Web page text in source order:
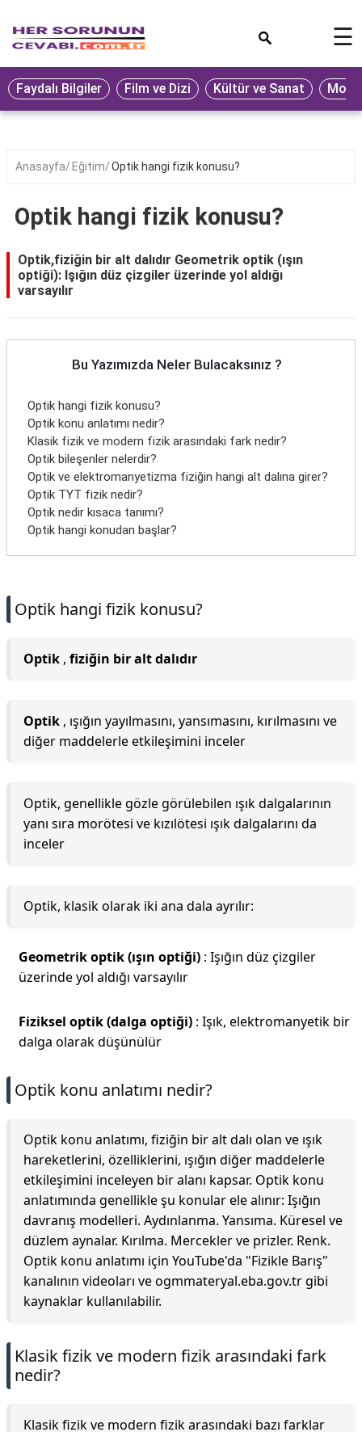
Eğitim
Ekonomi
Seyahat
Oyun
Yaşam
Hukuk
Blog
☰
Faydalı Bilgiler Film ve Dizi Kültür ve Sanat
Anasayfa Eğitim Optik hangi fizik konusu?
Optik hangi fizik konusu?
Optik,fiziğin bir alt dalıdır Geometrik optik (ışın
optiği): Işığın düz çizgiler üzerinde yol aldığı
varsayılır
Bu Yazımızda Neler Bulacaksınız ?
Optik hangi fizik konusu?
Optik konu anlatımı nedir?
Klasik fizik ve modern fizik arasındaki fark nedir?
Optik bileşenler nelerdir?
Optik ve elektromanyetizma fiziğin hangi alt dalına girer?
Optik TYT fizik nedir?
Optik nedir kısaca tanımı?
Optik hangi konudan başlar?
Optik hangi fizik konusu?
Optik , fiziğin bir alt dalıdır
Optik , ışığın yayılmasını, yansımasını, kırılmasını ve
diğer maddelerle etkileşimini inceler
Optik, genellikle gözle görülebilen ışık dalgalarının
yanı sıra morötesi ve kızılötesi ışık dalgalarını da
inceler
Optik, klasik olarak iki ana dala ayrılır:
Geometrik optik (ışın optiği) : Işığın düz çizgiler
üzerinde yol aldığı varsayılır
Fiziksel optik (dalga optiği) : Işık, elektromanyetik bir
dalga olarak düşünülür
Optik konu anlatımı nedir?
Optik konu anlatımı, fiziğin bir alt dalı olan ve ışık
hareketlerini, özelliklerini, ışığın diğer maddelerle
etkileşimini inceleyen bir alanı kapsar. Optik konu
anlatımında genellikle şu konular ele alınır: Işığın
davranış modelleri. Aydınlanma. Yansıma. Küresel ve
düzlem aynalar. Kırılma. Mercekler ve prizler. Renk.
Optik konu anlatımı için YouTube'da "Fizikle Barış"
kanalının videoları ve ogmmateryal.eba.gov.tr gibi
kaynaklar kullanılabilir.
Klasik fizik ve modern fizik arasındaki fark
nedir?
Klasik fizik ve modern fizik arasındaki bazı farklar